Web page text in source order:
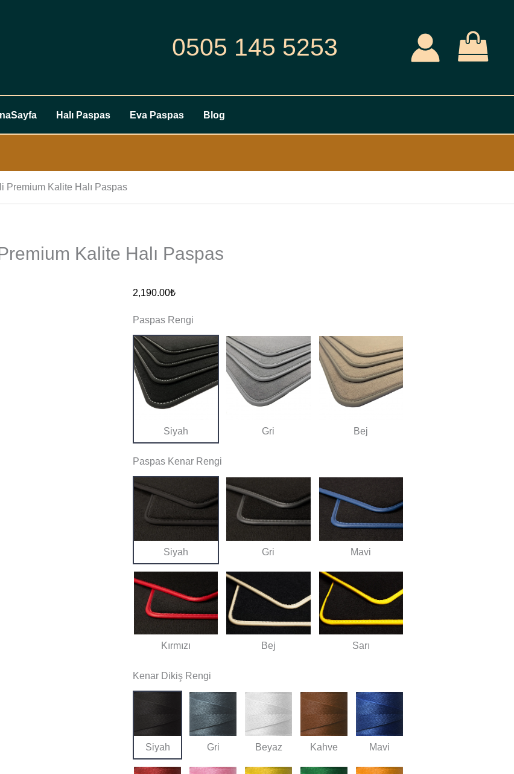
0505 145 5253
Halı Paspas Eva Paspas Blog
Premium Kalite Halı Paspas
Kalite Halı Paspas
2,190.00₺
Paspas Rengi
Siyah Gri Bej
Paspas Kenar Rengi
Siyah Gri Mavi
Kırmızı Bej Sarı
Kenar Dikiş Rengi
Siyah Gri Beyaz Kahve Mavi
Opel
Kalite
Halı
Paspas
adet